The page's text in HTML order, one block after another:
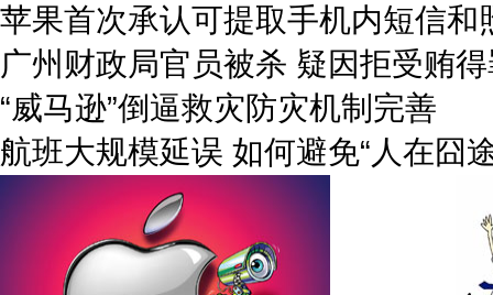
苹果首次承认可提取手机内短信和
广州财政局官员被杀 疑因拒受贿
“威马逊”倒逼救灾防灾机制完善
航班大规模延误 如何避免“人在囧